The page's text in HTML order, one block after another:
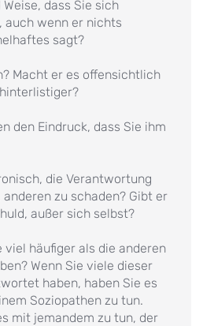
dass Sie sich
auch wenn er nichts
sagt?
Macht er es offensichtlich
den Eindruck, dass Sie ihm
die Verantwortung
zu schaden? Gibt er
außer sich selbst?
viel häufiger als die anderen
Wenn Sie viele dieser
haben, haben Sie es
Soziopathen zu tun.
mit jemandem zu tun, der